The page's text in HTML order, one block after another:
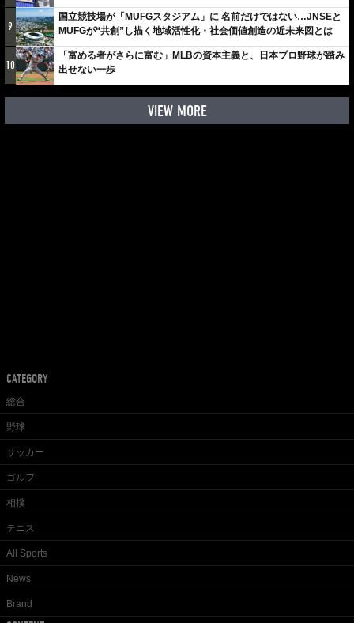
9
国立競技場が「MUFGスタジアム」に 名前だけではない…JNSEと
MUFGが“共創”し描く地域活性化・社会価値創造の近未来図とは
10
「富める者がさらに富む」MLBの資本主義と、日本プロ野球が踏み
出せない一歩
VIEW MORE
CATEGORY
総合
野球
サッカー
ゴルフ
相撲
テニス
All Sports
News
Brand